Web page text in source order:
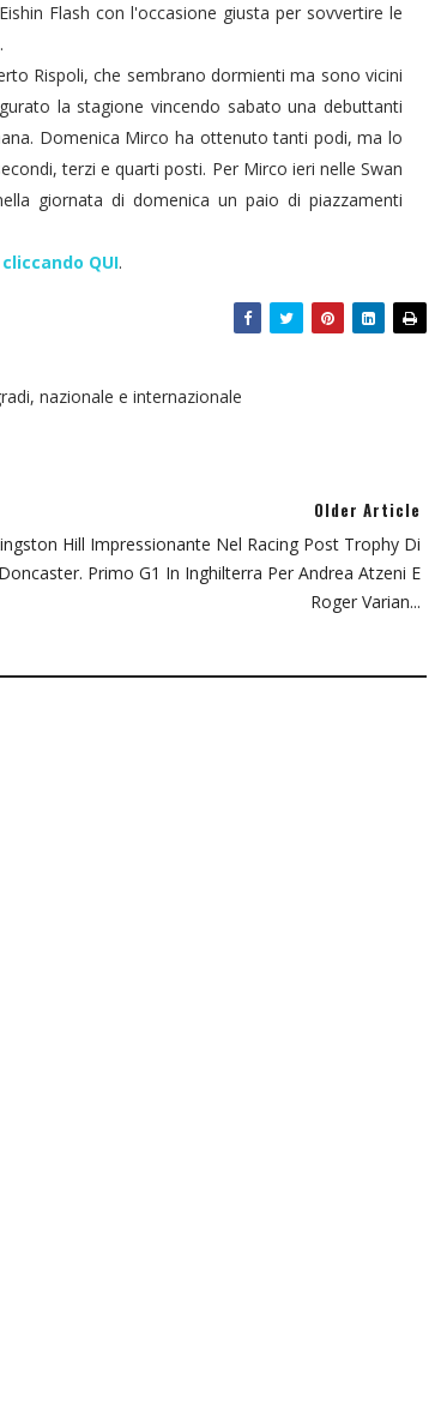
Flash con l'occasione giusta per sovvertire le
Rispoli, che sembrano dormienti ma sono vicini
la stagione vincendo sabato una debuttanti
Domenica Mirco ha ottenuto tanti podi, ma lo
terzi e quarti posti. Per Mirco ieri nelle Swan
giornata di domenica un paio di piazzamenti
QUI.
nazionale e internazionale
Older Article
Hill Impressionante Nel Racing Post Trophy Di
Doncaster. Primo G1 In Inghilterra Per Andrea Atzeni E
Roger Varian...